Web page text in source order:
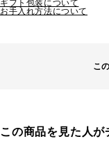
ギフト包装について
お手入れ方法について
こ
この商品を見た人